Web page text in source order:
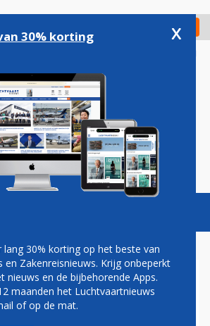
Check in
Podcasts Vacatures
KLM KRIJGT AIR
30% korting x
lang 30% korting op het beste van
en Zakenreisnieuws. Krijg onbeperkt
nieuws en de bijbehorende Apps.
maanden het Luchtvaartnieuws
of op de mat.